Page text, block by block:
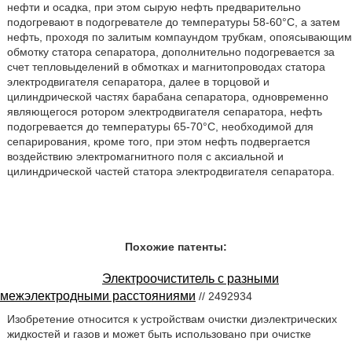
нефти и осадка, при этом сырую нефть предварительно
подогревают в подогревателе до температуры 58-60°C, а затем
нефть, проходя по залитым компаундом трубкам, опоясывающим
обмотку статора сепаратора, дополнительно подогревается за
счет тепловыделений в обмотках и магнитопроводах статора
электродвигателя сепаратора, далее в торцовой и
цилиндрической частях барабана сепаратора, одновременно
являющегося ротором электродвигателя сепаратора, нефть
подогревается до температуры 65-70°C, необходимой для
сепарирования, кроме того, при этом нефть подвергается
воздействию электромагнитного поля с аксиальной и
цилиндрической частей статора электродвигателя сепаратора.
Похожие патенты:
Электроочиститель с разными
межэлектродными расстояниями // 2492934
Изобретение относится к устройствам очистки диэлектрических
жидкостей и газов и может быть использовано при очистке